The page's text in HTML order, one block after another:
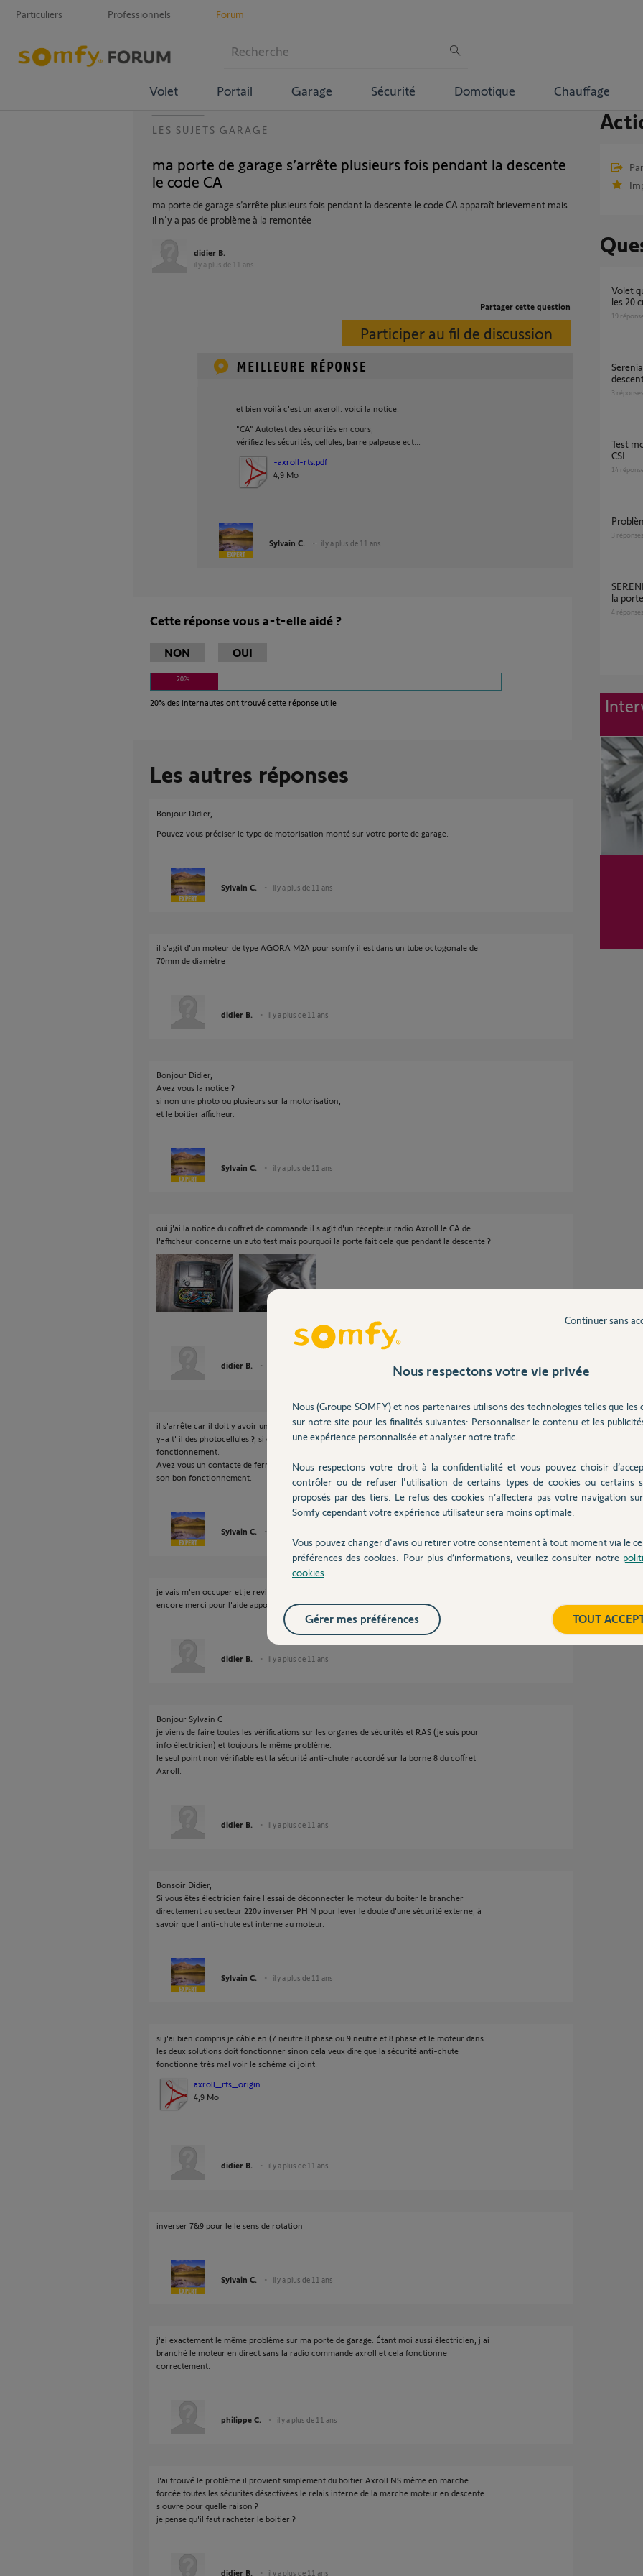
Particuliers Professionnels Forum
Volet Portail Garage Sécurité Domotique Chauffage
LES SUJETS GARAGE
ma porte de garage s’arrête plusieurs fois pendant la descente
le code CA
ma porte de garage s’arrête plusieurs fois pendant la descente le code CA apparaît brievement mais
il n'y a pas de problème à la remontée
didier B.
il y a plus de 11 ans
Partager cette question
Participer au fil de discussion
et bien voilà c'est un axeroll. voici la notice.
"CA" Autotest des sécurités en cours,
vérifiez les sécurités, cellules, barre palpeuse ect...
-axroll-rts.pdf
4,9 Mo
Sylvain C. il y a plus de 11 ans
Cette réponse vous a-t-elle aidé ?
NON OUI
20%
20% des internautes ont trouvé cette réponse utile
Les autres réponses
Bonjour Didier,
Pouvez vous préciser le type de motorisation monté sur votre porte de garage.
Sylvain C. il y a plus de 11 ans
il s'agit d'un moteur de type AGORA M2A pour somfy il est dans un tube octogonale de
70mm de diamètre
didier B. il y a plus de 11 ans
Bonjour Didier,
Avez vous la notice ?
si non une photo ou plusieurs sur la motorisation,
et le boitier afficheur.
Sylvain C. il y a plus de 11 ans
oui j'ai la notice du coffret de commande il s'agit d'un récepteur radio Axroll le CA de
l'afficheur concerne un auto test mais pourquoi la porte fait cela que pendant la descente ?
didier B.
il s'arrête car il doit y avoir un problème sur un accessoire de sécurité.
y-a t' il des photocellules ?, si oui les nettoyer intérieur et extérieur, vérifier leurs bon
fonctionnement.
Avez vous un contacte de fermeture en bas de la porte?, si oui, selon le type, vérifier aussi
son bon fonctionnement.
Sylvain C.
je vais m'en occuper et je reviendrai vers vous pour vous informer.
encore merci pour l'aide apportée.
didier B. il y a plus de 11 ans
Bonjour Sylvain C
je viens de faire toutes les vérifications sur les organes de sécurités et RAS (je suis pour
info électricien) et toujours le même problème.
le seul point non vérifiable est la sécurité anti-chute raccordé sur la borne 8 du coffret
Axroll.
didier B. il y a plus de 11 ans
Bonsoir Didier,
Si vous êtes électricien faire l'essai de déconnecter le moteur du boiter le brancher
directement au secteur 220v inverser PH N pour lever le doute d'une sécurité externe, à
savoir que l'anti-chute est interne au moteur.
Sylvain C. il y a plus de 11 ans
si j'ai bien compris je câble en (7 neutre 8 phase ou 9 neutre et 8 phase et le moteur dans
les deux solutions doit fonctionner sinon cela veux dire que la sécurité anti-chute
fonctionne très mal voir le schéma ci joint.
axroll_rts_origin...
4,9 Mo
didier B. il y a plus de 11 ans
inverser 7&9 pour le le sens de rotation
Sylvain C. il y a plus de 11 ans
j'ai exactement le même problème sur ma porte de garage. Étant moi aussi électricien, j'ai
branché le moteur en direct sans la radio commande axroll et cela fonctionne
correctement.
philippe C. il y a plus de 11 ans
J'ai trouvé le problème il provient simplement du boitier Axroll NS même en marche
forcée toutes les sécurités désactivées le relais interne de la marche moteur en descente
s'ouvre pour quelle raison ?
je pense qu'il faut racheter le boitier ?
didier B. il y a plus de 11 ans
Volet qui s'arrete / se stop / se coince tous
les 20
19
Serenia 1100 io, courroie détendue à la
3 réponses
Test moteur porte de garage Somfy LT 50 / 60
CSI
14
3 réponses
SERENIA io 1100 - Ouverture / fermeture de
la
4 réponses
Nous respectons votre vie privée
Nous (Groupe SOMFY) et nos partenaires utilisons des technologies telles que les
sur notre site pour les finalités suivantes: Personnaliser le contenu et les
une expérience personnalisée et analyser notre trafic.
Nous respectons votre droit à la confidentialité et vous pouvez choisir
contrôler ou de refuser l'utilisation de certains types de cookies ou certains
proposés par des tiers. Le refus des cookies n’affectera pas votre navigation
Somfy cependant votre expérience utilisateur sera moins optimale.
Vous pouvez changer d'avis ou retirer votre consentement à tout moment via le
préférences des cookies. Pour plus d’informations, veuillez consulter notre
cookies
Continuer sans
TOUT
Gérer mes préférences